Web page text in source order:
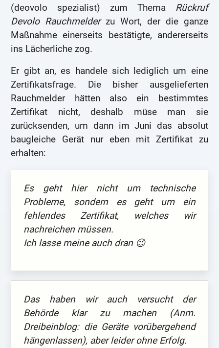
(deovolo spezialist) zum Thema Rückruf
Devolo Rauchmelderzu Wort, der die ganze
Maßnahme einerseits bestätigte, andererseits
ins Lächerliche zog.
Er gibt an, es handele sich lediglich um eine
Zertifikatsfrage. Die bisher ausgelieferten
Rauchmelder hätten also ein bestimmtes
Zertifikat nicht, deshalb müse man sie
zurücksenden, um dann im Juni das absolut
baugleiche Gerät nur eben mit Zertifikat zu
erhalten:
Es geht hier nicht um technische
Probleme, sondern es geht um ein
fehlendes Zertifikat, welches wir
nachreichen müssen.
Ich lasse meine auch dran 😉
Das haben wir auch versucht der
Behörde klar zu machen (Anm.
Dreibeinblog: die Geräte vorübergehend
hängenlassen), aber leider ohne Erfolg.